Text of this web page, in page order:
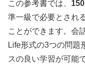
この参考書では、
準一級で必要とされ
ことができます。会
Life形式の3つの問題
スの良い学習が可能